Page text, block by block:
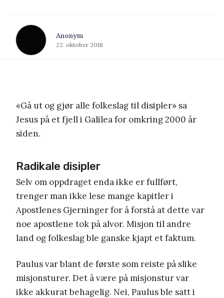
Anonym
22. oktober 2018
«Gå ut og gjør alle folkeslag til disipler» sa
Jesus på et fjell i Galilea for omkring 2000 år
siden.
Radikale disipler
Selv om oppdraget enda ikke er fullført,
trenger man ikke lese mange kapitler i
Apostlenes Gjerninger for å forstå at dette var
noe apostlene tok på alvor. Misjon til andre
land og folkeslag ble ganske kjapt et faktum.
Paulus var blant de første som reiste på slike
misjonsturer. Det å være på misjonstur var
ikke akkurat behagelig. Nei, Paulus ble satt i